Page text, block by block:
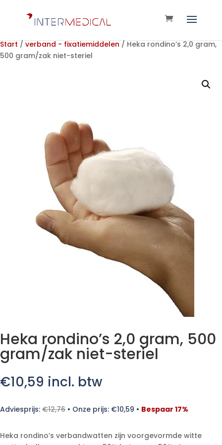
Start / verband - fixatiemiddelen / Heka rondino’s 2,0 gram,
500 gram/zak niet-steriel
Heka rondino’s 2,0 gram, 500
gram/zak niet-steriel
€10,59 incl. btw
Adviesprijs: €12,76 • Onze prijs: €10,59 • Bespaar 17%
Heka rondino’s verbandwatten zijn voorgevormde witte